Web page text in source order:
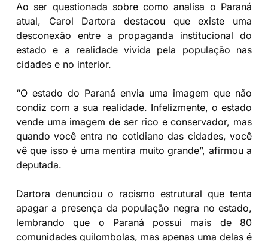
Ao ser questionada sobre como analisa o Paraná
atual, Carol Dartora destacou que existe uma
desconexão entre a propaganda institucional do
estado e a realidade vivida pela população nas
cidades e no interior.
“O estado do Paraná envia uma imagem que não
condiz com a sua realidade. Infelizmente, o estado
vende uma imagem de ser rico e conservador, mas
quando você entra no cotidiano das cidades, você
vê que isso é uma mentira muito grande”, afirmou a
deputada.
Dartora denunciou o racismo estrutural que tenta
apagar a presença da população negra no estado,
lembrando que o Paraná possui mais de 80
comunidades quilombolas, mas apenas uma delas é